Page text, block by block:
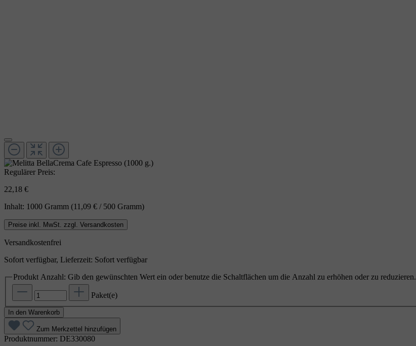
Regulärer Preis:
22,18 €
Inhalt: 1000 Gramm (11,09 € / 500 Gramm)
Preise inkl. MwSt. zzgl. Versandkosten
Versandkostenfrei
Sofort verfügbar, Lieferzeit: Sofort verfügbar
Produkt Anzahl: Gib den gewünschten Wert ein oder benutze die Schaltflächen um die Anzahl zu erhöhen oder zu reduzieren.
Paket(e)
In den Warenkorb
Zum Merkzettel hinzufügen
Produktnummer: DE330080